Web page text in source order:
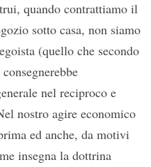
quando contrattiamo il
sotto casa, non siamo
(quello che secondo
nel reciproco e
nostro agire economico
ed anche, da motivi
insegna la dottrina